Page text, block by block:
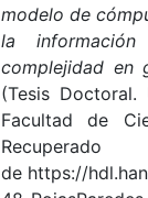
modelo de
la
complejidad en
(Tesis Doctoral.
Facultad de
Recuperado
de https://